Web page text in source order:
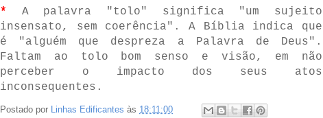
*
A palavra "tolo" significa "um sujeito
insensato, sem coerência". A Bíblia indica que
é "alguém que despreza a Palavra de Deus".
Faltam ao tolo bom senso e visão, em não
perceber o impacto dos seus atos
inconsequentes.
Postado por Linhas Edificantes às 18:11:00